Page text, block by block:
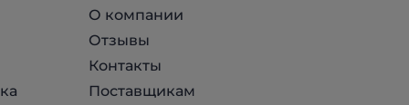
О компании
Отзывы
Контакты
Поставщикам